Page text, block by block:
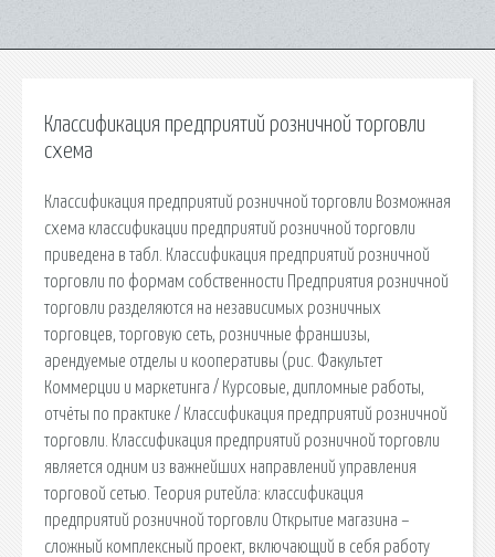
Классификация предприятий розничной торговли
схема
Классификация предприятий розничной торговли Возможная
схема классификации предприятий розничной торговли
приведена в табл. Классификация предприятий розничной
торговли по формам собственности Предприятия розничной
торговли разделяются на независимых розничных
торговцев, торговую сеть, розничные франшизы,
арендуемые отделы и кооперативы (рис. Факультет
Коммерции и маркетинга / Курсовые, дипломные работы,
отчёты по практике / Классификация предприятий розничной
торговли. Классификация предприятий розничной торговли
является одним из важнейших направлений управления
торговой сетью. Теория ритейла: классификация
предприятий розничной торговли Открытие магазина –
сложный комплексный проект, включающий в себя работу